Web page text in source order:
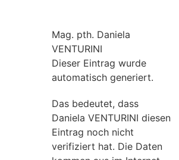
Mag. pth. Daniela
VENTURINI
Dieser Eintrag wurde
automatisch generiert.
Das bedeutet, dass
Daniela VENTURINI diesen
Eintrag noch nicht
verifiziert hat. Die Daten